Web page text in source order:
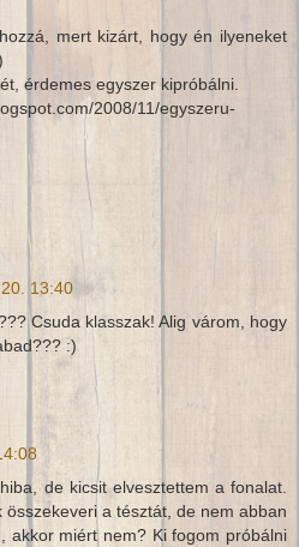
mert kizárt, hogy én ilyeneket
érdemes egyszer kipróbálni.
2008/11/egyszeru-
13:40
Csuda klasszak! Alig várom, hogy
:)
de kicsit elvesztettem a fonalat.
összekeveri a tésztát, de nem abban
akkor miért nem? Ki fogom próbálni